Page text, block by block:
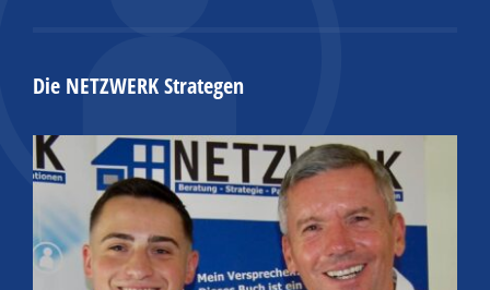
Die NETZWERK Strategen